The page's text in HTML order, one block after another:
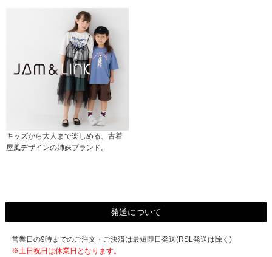
キッズから大人まで楽しめる、古着
屋風デザインの姉妹ブランド。
発送について
営業日の9時までのご注文・ご決済は最短即日発送(RSL発送は除く)
※土日祝日は休業日となります。